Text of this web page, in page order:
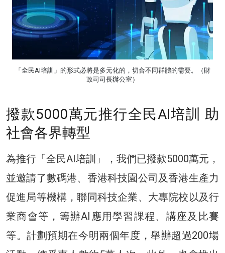
「全民AI培訓」的形式必將是多元化的，切合不同群體的需要。
（財
政司司長辦公室）
撥款5000萬元推行全民AI培訓 助
社會各界轉型
為推行「全民AI培訓」，我們已撥款5000萬元，
並邀請了數碼港、香港科技園公司及香港生產力
促進局等機構，聯同科技企業、大專院校以及行
業商會等，籌辦AI應用學習課程、講座及比賽
等。計劃預期在今明兩個年度，舉辦超過200場